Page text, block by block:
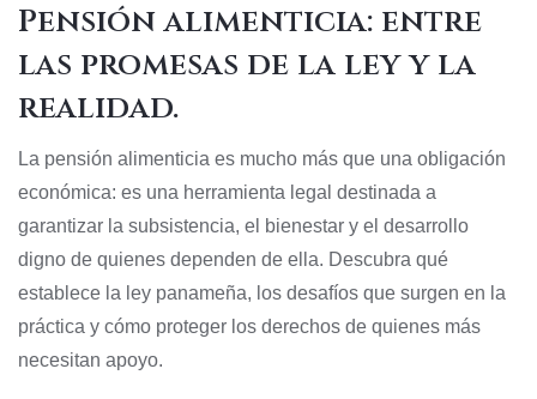
Pensión alimenticia: entre
las promesas de la ley y la
realidad.
La pensión alimenticia es mucho más que una obligación
económica: es una herramienta legal destinada a
garantizar la subsistencia, el bienestar y el desarrollo
digno de quienes dependen de ella. Descubra qué
establece la ley panameña, los desafíos que surgen en la
práctica y cómo proteger los derechos de quienes más
necesitan apoyo.